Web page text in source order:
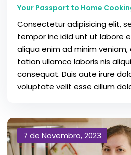
Your Passport to Home
Consectetur adipisicing elit,
tempor inc idid unt ut labore
aliqua enim ad minim
tation ullamco laboris nis
consequat. Duis aute irure
voluptate velit esse cillum
7 de Novembro, 2023